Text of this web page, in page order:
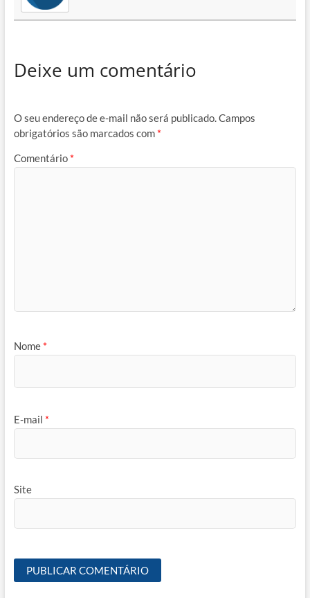
Deixe um comentário
O seu endereço de e-mail não será publicado.Campos
obrigatórios são marcados com *
Comentário *
Nome *
E-mail *
Site